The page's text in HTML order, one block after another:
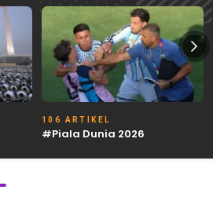
106 ARTIKEL
#Piala Dunia 2026